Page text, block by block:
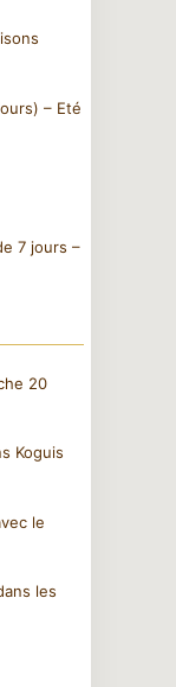
– Eté
7 jours –
20
Koguis
le
les